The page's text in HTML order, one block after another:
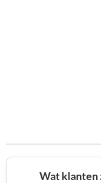
Wat klanten